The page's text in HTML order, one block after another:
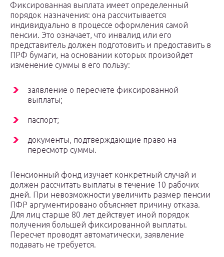
Фиксированная выплата имеет определенный
порядок назначения: она рассчитывается
индивидуально в процессе оформления самой
пенсии. Это означает, что инвалид или его
представитель должен подготовить и предоставить в
ПРФ бумаги, на основании которых произойдет
изменение суммы в его пользу:
заявление о пересчете фиксированной
выплаты;
паспорт;
документы, подтверждающие право на
пересмотр суммы.
Пенсионный фонд изучает конкретный случай и
должен рассчитать выплаты в течение 10 рабочих
дней. При невозможности увеличить размер пенсии
ПФР аргументировано объясняет причину отказа.
Для лиц старше 80 лет действует иной порядок
получения большей фиксированной выплаты.
Пересчет проводят автоматически, заявление
подавать не требуется.